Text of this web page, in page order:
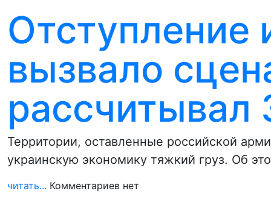
Отступление
вызвало
рассчитывал
Территории, оставленные российской
украинскую экономику тяжкий груз. Об
читать... Комментариев нет